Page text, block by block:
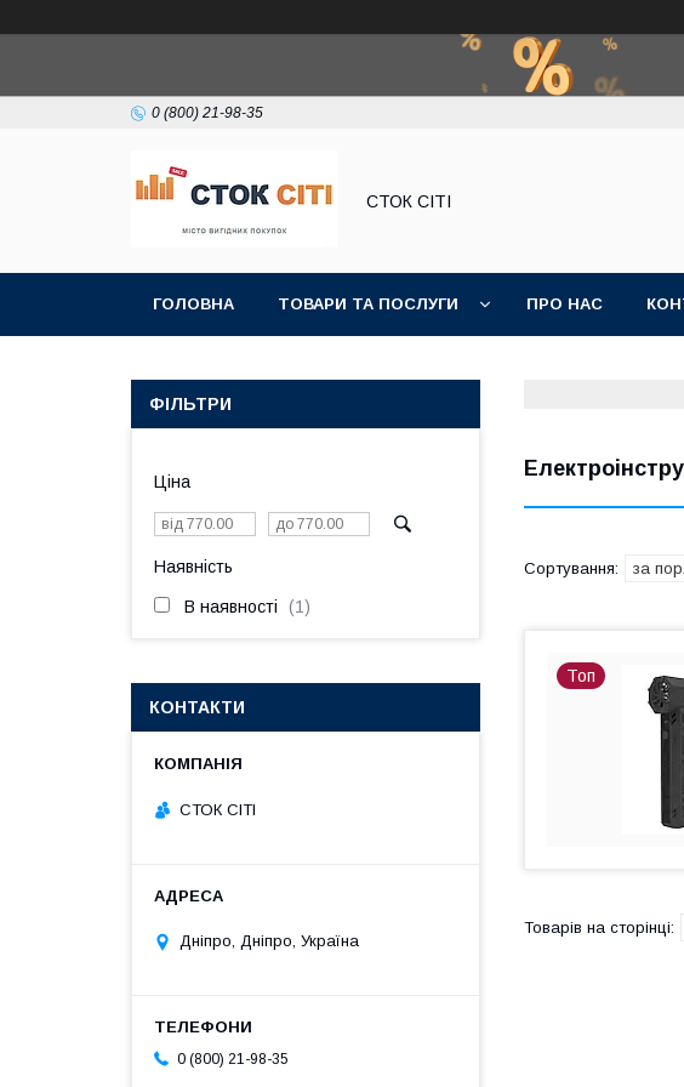
0 (800) 21-98-35
СТОК СІТІ
ГОЛОВНА ТОВАРИ ТА ПОСЛУГИ ПРО НАС
Топ
ФІЛЬТРИ
Ціна
Наявність
В наявності 1
КОНТАКТИ
СТОК СІТІ
Дніпро, Дніпро, Україна
0 (800) 21-98-35